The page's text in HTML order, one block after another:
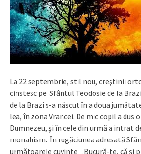
La 22 septembrie, stil nou, creştinii
cinstesc pe Sfântul Teodosie de la
de la Brazi s-a născut în a doua
lea, în zona Vrancei. De mic copil a dus
Dumnezeu, şi în cele din urmă a intrat
monahism. În rugăciunea adresată
următoarele cuvinte: „Bucură-te, că și